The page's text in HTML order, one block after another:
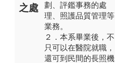
之處
劃、評鑑事務的處
理、照護品質管理等
業務。
２．本系畢業後，不
只可以在醫院就職，
還可到民間的長照機